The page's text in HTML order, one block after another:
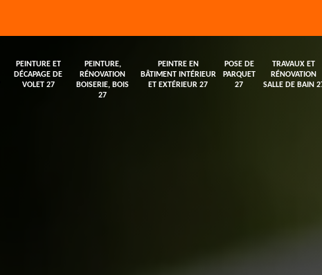
PEINTURE ET
DÉCAPAGE DE
VOLET 27
PEINTURE,
RÉNOVATION
BOISERIE, BOIS
27
PEINTRE EN
BÂTIMENT INTÉRIEUR
ET EXTÉRIEUR 27
POSE DE
PARQUET
27
TRAVAUX ET
RÉNOVATION
SALLE DE BAIN